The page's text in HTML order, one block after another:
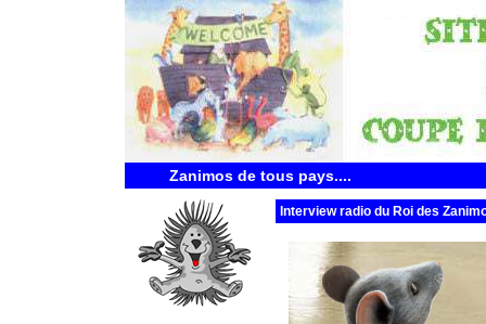
Zanimos de tous pays....
Interview radio du Roi des